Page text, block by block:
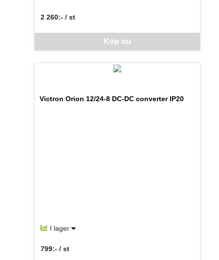
Denna vara går inte att beställa via webben just nu,
Köp nu
2 260:- / st
SEK per ST
Victron Orion 12/24-8 DC-DC converter IP20
I lager
799:- / st
SEK per ST